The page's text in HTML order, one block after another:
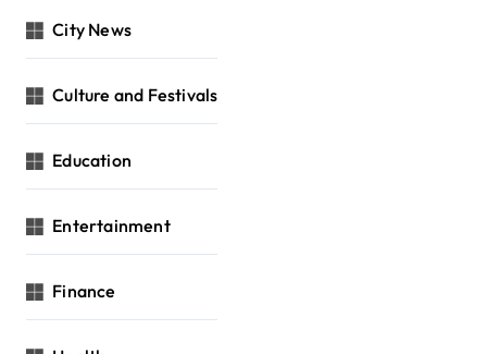
City News
Culture and Festivals
Education
Entertainment
Finance